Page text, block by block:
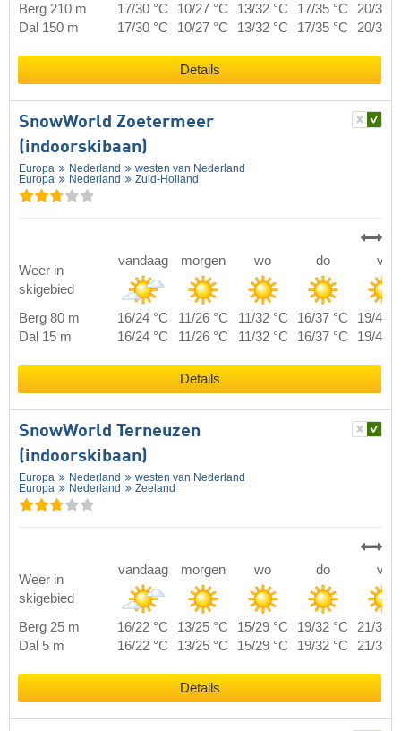
Berg 210 m 17/30 °C 10/27 °C 13/32 °C 17/35 °C
20/38
Dal 150 m
17/30 °C 10/27 °C 13/32 °C 17/35 °C 20/38
Details
SnowWorld Zoetermeer
(indoorskibaan)
Europa Nederland
westen van Nederland
Europa
Nederland Zuid-Holland
Weer in
skigebied
vandaag morgen wo do vr
Berg 80 m 16/24 °C 11/26 °C 11/32 °C 16/37 °C
19/40
Dal 15 m
16/24 °C 11/26 °C 11/32 °C 16/37 °C 19/40
Details
SnowWorld Terneuzen
(indoorskibaan)
Europa Nederland
westen van Nederland
Europa
Nederland Zeeland
Weer in
skigebied
vandaag morgen wo do vr
Berg 25 m 16/22 °C 13/25 °C 15/29 °C 19/32 °C
21/34
Dal 5 m
16/22 °C 13/25 °C 15/29 °C 19/32 °C 21/34
Details